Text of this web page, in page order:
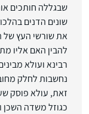
שבגללה חותכים
שונים הדנים
את שורשי העץ של
להבין האם אליו
רבינא ועולא
נחשבות לחלק
זאת, עולא פוסק
כגוזל משדה השכן